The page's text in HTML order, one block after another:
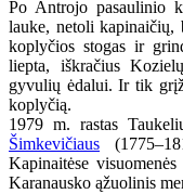
Po Antrojo pasaulinio
lauke, netoli
koplyčios stogas ir
liepta, iškračius
gyvulių ėdalui. Ir tik
koplyčią.
1979 m. rastas
Šimkevičiaus
Kapinaitėse
Karanausko ąžuolinis